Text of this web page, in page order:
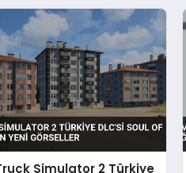
Simulator 2 Türkiye